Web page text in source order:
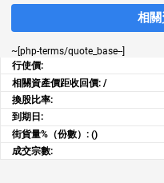
相
~[php-terms/quote_base--]
行使價:
相關資產價距收回價: /
換股比率:
到期日:
街貨量%（份數）: ()
成交宗數: